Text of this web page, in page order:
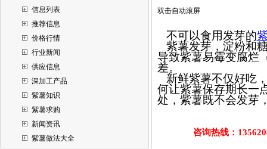
信息列表
推荐信息
价格行情
行业新闻
供应信息
深加工产品
紫薯知识
紫薯求购
新闻资讯
紫薯做法大全
双击自动滚屏
不可以食用发芽的
紫薯发芽，淀粉和
导致紫薯易霉变腐烂
差。
新鲜紫薯不仅好吃
何让紫薯保存期长一
处，紫薯既不会发芽
咨询热线：